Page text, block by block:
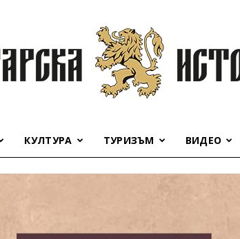
КУЛТУРА ТУРИЗЪМ ВИДЕО